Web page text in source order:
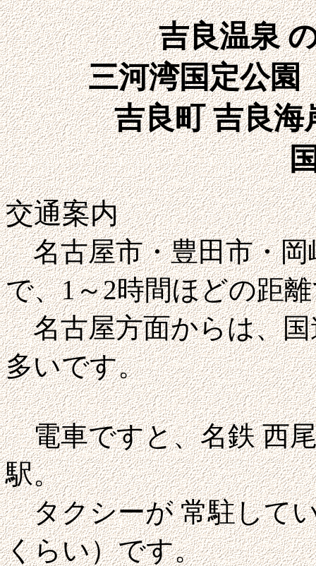
吉良温泉
三河湾国定公
吉良町 吉良海
国
交通案内
名古屋市・豊田市・岡
で、1～2時間ほどの距
名古屋方面からは、国
多いです。
電車ですと、名鉄 西尾
駅。
タクシーが 常駐して
くらい）です。